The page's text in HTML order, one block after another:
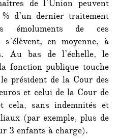
de
ses
hauts
de l’Union peuvent
d’un dernier traitement
émoluments de ces
en moyenne, à
Au bas de l’échelle, le
fonction publique touche
président de la Cour des
et celui de la Cour de
cela, sans indemnités et
(par exemple, plus de
3 enfants à charge).